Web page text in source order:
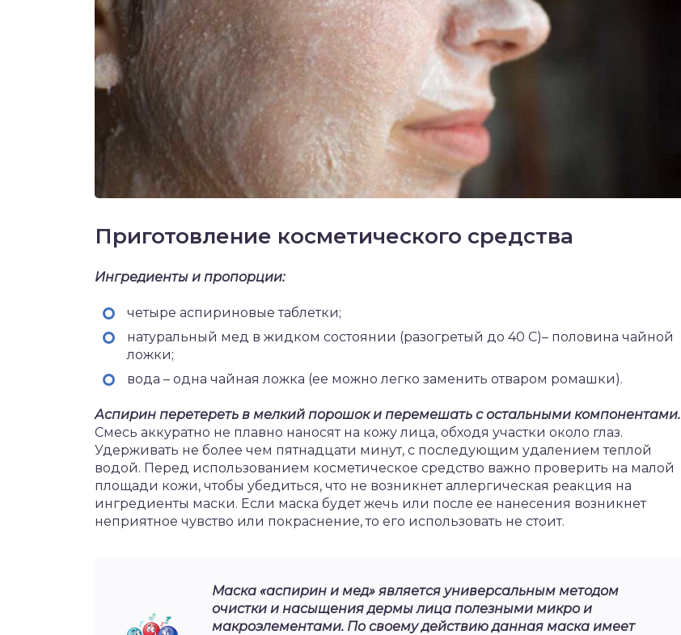
Приготовление косметического средства
Ингредиенты и пропорции:
четыре аспириновые таблетки;
натуральный мед в жидком состоянии (разогретый до 40 С)– половина чайной
ложки;
вода – одна чайная ложка (ее можно легко заменить отваром ромашки).
Аспирин перетереть в мелкий порошок и перемешать с остальными компонентами.
Смесь аккуратно не плавно наносят на кожу лица, обходя участки около глаз.
Удерживать не более чем пятнадцати минут, с последующим удалением теплой
водой. Перед использованием косметическое средство важно проверить на малой
площади кожи, чтобы убедиться, что не возникнет аллергическая реакция на
ингредиенты маски. Если маска будет жечь или после ее нанесения возникнет
неприятное чувство или покраснение, то его использовать не стоит.
Маска «аспирин и мед» является универсальным методом
очистки и насыщения дермы лица полезными микро и
макроэлементами. По своему действию данная маска имеет